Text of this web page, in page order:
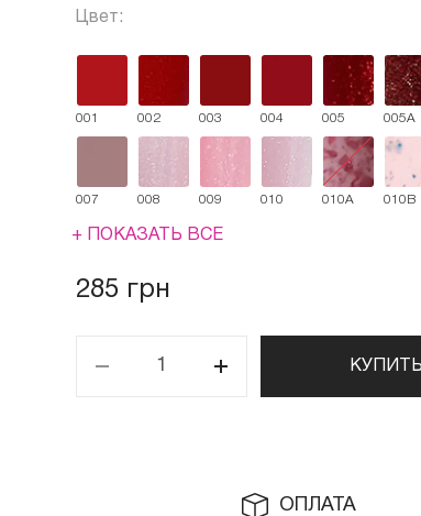
Цвет:
001 002 003 004 005 005A
007 008 009 010 010A 010B
+ ПОКАЗАТЬ ВСЕ
285 грн
КУПИТЬ
ОПЛАТА